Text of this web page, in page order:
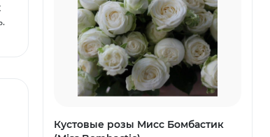
Кустовые розы Мисс Бомбастик